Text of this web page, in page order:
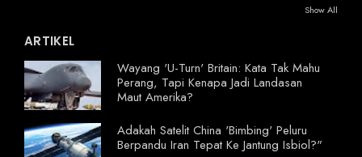
Show All
ARTIKEL
Wayang 'U-Turn' Britain: Kata Tak Mahu
Perang, Tapi Kenapa Jadi Landasan
Maut Amerika?
Adakah Satelit China 'Bimbing' Peluru
Berpandu Iran Tepat Ke Jantung Isbiol?"